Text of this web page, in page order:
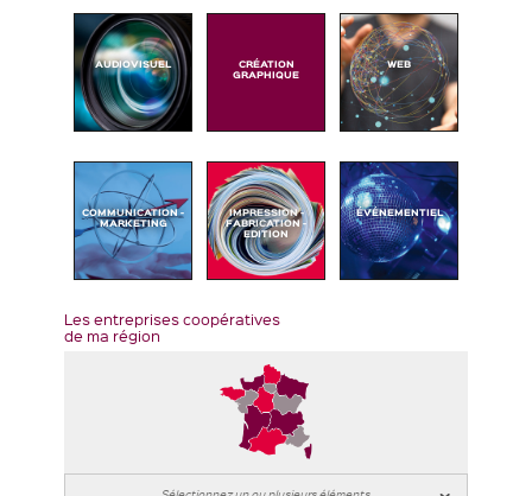
AUDIOVISUEL CRÉATION
GRAPHIQUE
WEB
COMMUNICATION -
MARKETING
IMPRESSION -
FABRICATION -
EDITION
ÉVÉNEMENTIEL
Les entreprises coopératives
de ma région